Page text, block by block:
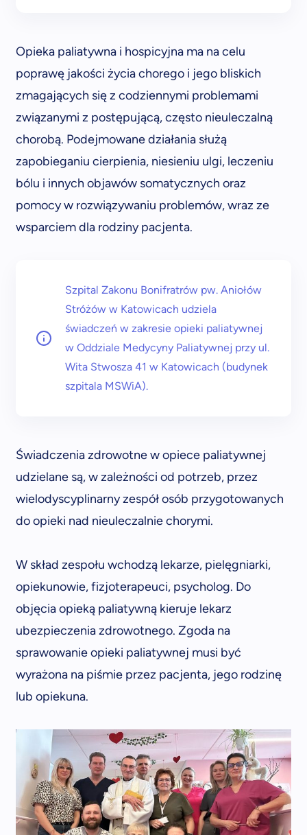
Opieka paliatywna i hospicyjna ma na celu
poprawę jakości życia chorego i jego bliskich
zmagających się z codziennymi problemami
związanymi z postępującą, często nieuleczalną
chorobą. Podejmowane działania służą
zapobieganiu cierpienia, niesieniu ulgi, leczeniu
bólu i innych objawów somatycznych oraz
pomocy w rozwiązywaniu problemów, wraz ze
wsparciem dla rodziny pacjenta.
Szpital Zakonu Bonifratrów pw. Aniołów
Stróżów w Katowicach udziela
świadczeń w zakresie opieki paliatywnej
w Oddziale Medycyny Paliatywnej przy ul.
Wita Stwosza 41 w Katowicach (budynek
szpitala MSWiA).
Świadczenia zdrowotne w opiece paliatywnej
udzielane są, w zależności od potrzeb, przez
wielodyscyplinarny zespół osób przygotowanych
do opieki nad nieuleczalnie chorymi.
W skład zespołu wchodzą lekarze, pielęgniarki,
opiekunowie, fizjoterapeuci, psycholog. Do
objęcia opieką paliatywną kieruje lekarz
ubezpieczenia zdrowotnego. Zgoda na
sprawowanie opieki paliatywnej musi być
wyrażona na piśmie przez pacjenta, jego rodzinę
lub opiekuna.